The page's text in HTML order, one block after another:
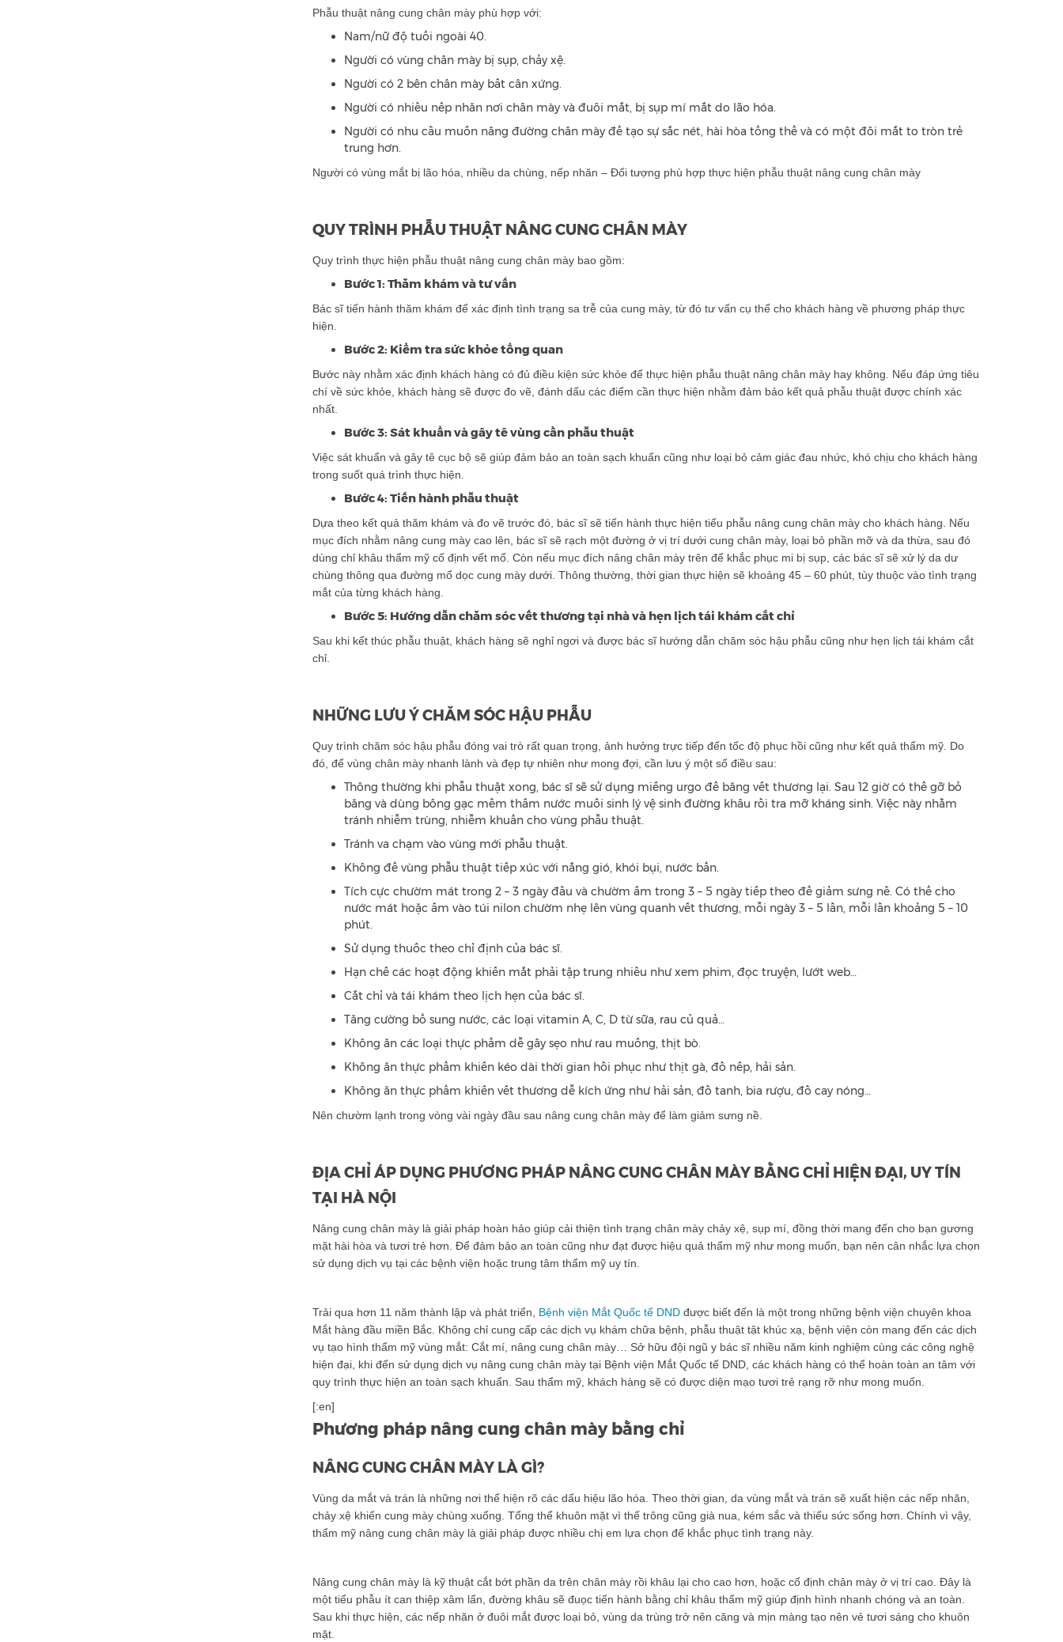
Phẫu thuật nâng cung chân mày phù hợp với:
Nam/nữ độ tuổi ngoài 40.
Người có vùng chân mày bị sụp, chảy xệ.
Người có 2 bên chân mày bất cân xứng.
Người có nhiều nếp nhăn nơi chân mày và đuôi mắt, bị sụp mí mắt do lão hóa.
Người có nhu cầu muốn nâng đường chân mày để tạo sự sắc nét, hài hòa tổng thể và có một đôi mắt to tròn trẻ
trung hơn.
Người có vùng mắt bị lão hóa, nhiều da chùng, nếp nhăn – Đối tượng phù hợp thực hiện phẫu thuật nâng cung chân mày
QUY TRÌNH PHẪU THUẬT NÂNG CUNG CHÂN MÀY
Quy trình thực hiện phẫu thuật nâng cung chân mày bao gồm:
Bước 1: Thăm khám và tư vấn
Bác sĩ tiến hành thăm khám để xác định tình trạng sa trễ của cung mày, từ đó tư vấn cụ thể cho khách hàng về phương pháp thực
hiện.
Bước 2: Kiểm tra sức khỏe tổng quan
Bước này nhằm xác định khách hàng có đủ điều kiện sức khỏe để thực hiện phẫu thuật nâng chân mày hay không. Nếu đáp ứng tiêu
chí về sức khỏe, khách hàng sẽ được đo vẽ, đánh dấu các điểm cần thực hiện nhằm đảm bảo kết quả phẫu thuật được chính xác
nhất.
Bước 3: Sát khuẩn và gây tê vùng cần phẫu thuật
Việc sát khuẩn và gây tê cục bộ sẽ giúp đảm bảo an toàn sạch khuẩn cũng như loại bỏ cảm giác đau nhức, khó chịu cho khách hàng
trong suốt quá trình thực hiện.
Bước 4: Tiến hành phẫu thuật
Dựa theo kết quả thăm khám và đo vẽ trước đó, bác sĩ sẽ tiến hành thực hiện tiểu phẫu nâng cung chân mày cho khách hàng. Nếu
mục đích nhằm nâng cung mày cao lên, bác sĩ sẽ rạch một đường ở vị trí dưới cung chân mày, loại bỏ phần mỡ và da thừa, sau đó
dùng chỉ khâu thẩm mỹ cố định vết mổ. Còn nếu mục đích nâng chân mày trên để khắc phục mi bị sụp, các bác sĩ sẽ xử lý da dư
chùng thông qua đường mổ dọc cung mày dưới. Thông thường, thời gian thực hiện sẽ khoảng 45 – 60 phút, tùy thuộc vào tình trạng
mắt của từng khách hàng.
Bước 5: Hướng dẫn chăm sóc vết thương tại nhà và hẹn lịch tái khám cắt chỉ
Sau khi kết thúc phẫu thuật, khách hàng sẽ nghỉ ngơi và được bác sĩ hướng dẫn chăm sóc hậu phẫu cũng như hẹn lịch tái khám cắt
chỉ.
NHỮNG LƯU Ý CHĂM SÓC HẬU PHẪU
Quy trình chăm sóc hậu phẫu đóng vai trò rất quan trọng, ảnh hưởng trực tiếp đến tốc độ phục hồi cũng như kết quả thẩm mỹ. Do
đó, để vùng chân mày nhanh lành và đẹp tự nhiên như mong đợi, cần lưu ý một số điều sau:
Thông thường khi phẫu thuật xong, bác sĩ sẽ sử dụng miếng urgo để băng vết thương lại. Sau 12 giờ có thể gỡ bỏ
băng và dùng bông gạc mềm thấm nước muối sinh lý vệ sinh đường khâu rồi tra mỡ kháng sinh. Việc này nhằm
tránh nhiễm trùng, nhiễm khuẩn cho vùng phẫu thuật.
Tránh va chạm vào vùng mới phẫu thuật.
Không để vùng phẫu thuật tiếp xúc với nắng gió, khói bụi, nước bẩn.
Tích cực chườm mát trong 2 – 3 ngày đầu và chườm ấm trong 3 – 5 ngày tiếp theo để giảm sưng nề. Có thể cho
nước mát hoặc ấm vào túi nilon chườm nhẹ lên vùng quanh vết thương, mỗi ngày 3 – 5 lần, mỗi lần khoảng 5 – 10
phút.
Sử dụng thuốc theo chỉ định của bác sĩ.
Hạn chế các hoạt động khiến mắt phải tập trung nhiều như xem phim, đọc truyện, lướt web…
Cắt chỉ và tái khám theo lịch hẹn của bác sĩ.
Tăng cường bổ sung nước, các loại vitamin A, C, D từ sữa, rau củ quả…
Không ăn các loại thực phẩm dễ gây sẹo như rau muống, thịt bò.
Không ăn thực phẩm khiến kéo dài thời gian hồi phục như thịt gà, đồ nếp, hải sản.
Không ăn thực phẩm khiến vết thương dễ kích ứng như hải sản, đồ tanh, bia rượu, đồ cay nóng…
Nên chườm lạnh trong vòng vài ngày đầu sau nâng cung chân mày để làm giảm sưng nề.
ĐỊA CHỈ ÁP DỤNG PHƯƠNG PHÁP NÂNG CUNG CHÂN MÀY BẰNG CHỈ HIỆN ĐẠI, UY TÍN
TẠI HÀ NỘI
Nâng cung chân mày là giải pháp hoàn hảo giúp cải thiện tình trạng chân mày chảy xệ, sụp mí, đồng thời mang đến cho bạn gương
mặt hài hòa và tươi trẻ hơn. Để đảm bảo an toàn cũng như đạt được hiệu quả thẩm mỹ như mong muốn, bạn nên cân nhắc lựa chọn
sử dụng dịch vụ tại các bệnh viện hoặc trung tâm thẩm mỹ uy tín.
Trải qua hơn 11 năm thành lập và phát triển, Bệnh viện Mắt Quốc tế DNDđược biết đến là một trong những bệnh viện chuyên khoa
Mắt hàng đầu miền Bắc. Không chỉ cung cấp các dịch vụ khám chữa bệnh, phẫu thuật tật khúc xạ, bệnh viện còn mang đến các dịch
vụ tạo hình thẩm mỹ vùng mắt: Cắt mí, nâng cung chân mày… Sở hữu đội ngũ y bác sĩ nhiều năm kinh nghiệm cùng các công nghệ
hiện đại, khi đến sử dụng dịch vụ nâng cung chân mày tại Bệnh viện Mắt Quốc tế DND, các khách hàng có thể hoàn toàn an tâm với
quy trình thực hiện an toàn sạch khuẩn. Sau thẩm mỹ, khách hàng sẽ có được diện mạo tươi trẻ rạng rỡ như mong muốn.
[:en]
Phương pháp nâng cung chân mày bằng chỉ
NÂNG CUNG CHÂN MÀY LÀ GÌ?
Vùng da mắt và trán là những nơi thể hiện rõ các dấu hiệu lão hóa. Theo thời gian, da vùng mắt và trán sẽ xuất hiện các nếp nhăn,
chảy xệ khiến cung mày chùng xuống. Tổng thể khuôn mặt vì thế trông cũng già nua, kém sắc và thiếu sức sống hơn. Chính vì vậy,
thẩm mỹ nâng cung chân mày là giải pháp được nhiều chị em lựa chọn để khắc phục tình trạng này.
Nâng cung chân mày là kỹ thuật cắt bớt phần da trên chân mày rồi khâu lại cho cao hơn, hoặc cố định chân mày ở vị trí cao. Đây là
một tiểu phẫu ít can thiệp xâm lấn, đường khâu sẽ đuọc tiến hành bằng chỉ khâu thẩm mỹ giúp định hình nhanh chóng và an toàn.
Sau khi thực hiện, các nếp nhăn ở đuôi mắt được loại bỏ, vùng da trùng trở nên căng và mịn màng tạo nên vẻ tươi sáng cho khuôn
mặt.